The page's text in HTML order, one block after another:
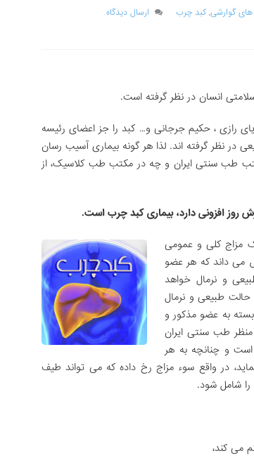
های گوارشی, کبد چرب
ارسال دیدگاه
انسان در نظر گرفته است.
رازی ، حکیم جرجانی و… کبد را جز اعضای رئیسه
در نظر گرفته اند. لذا هر گونه بیماری آسیب رسان
طب سنتی ایران و چه در مکتب طب کلاسیک، از
روز افزونی دارد، بیماری کبد چرب است.
مزاج کلی و عمومی
می داند که هر عضو
و نرمال خواهد
طبیعی و نرمال
به عضو مذکور و
منظر طب سنتی ایران
و چنانچه به هر
در واقع سوء مزاج رخ داده که می تواند طیف
شامل شود.
می کند،